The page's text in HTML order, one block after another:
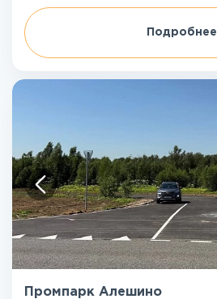
Подробнее
Промпарк Алешино